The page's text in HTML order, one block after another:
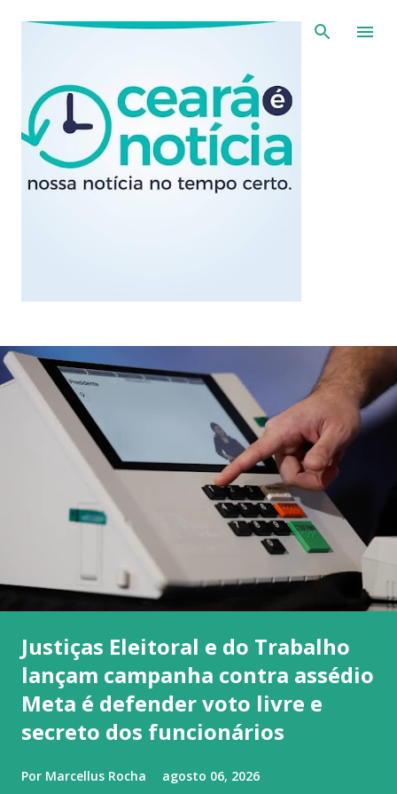
Pular para o conteúdo principal
Justiças Eleitoral e do Trabalho
lançam campanha contra assédio
Meta é defender voto livre e
secreto dos funcionários
Por Marcellus Rocha agosto 06, 2026